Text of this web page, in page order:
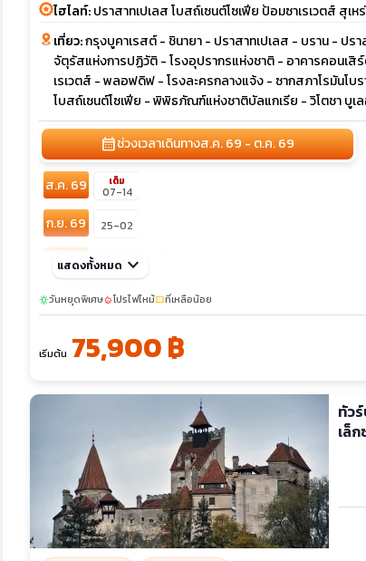
ไฮไลท์:ปราสาทเปเลส โบสถ์เซนต์โซเฟีย ป้อมซาเรเวตส์ สุเห
เที่ยว:กรุงบูคาเรสต์ - ชินายา - ปราสาทเปเลส - บราน - ปร
จัตุรัสแห่งการปฏิวัติ - โรงอุปรากรแห่งชาติ - อาคารคอนเสิ
เรเวตส์ - พลอฟดิฟ - โรงละครกลางแจ้ง - ซากสภาโรมันโบ
โบสถ์เซนต์โซเฟีย - พิพิธภัณฑ์แห่งชาติบัลแกเรีย - วิโตชา บูเ
calendar_monthช่วงเวลาเดินทางส.ค. 69 - ต.ค. 69
ส.ค. 69 เต็ม
07-14
ก.ย. 69 25-02
ต.ค. 69 09-16
แสดงทั้งหมด keyboard_arrow_down
sunnyวันหยุดพิเศษlocal_fire_departmentโปรไฟไหม้confirmation_numberที่เหลือน้อย
เริ่มต้น 75,900 ฿
ทัว
เล็